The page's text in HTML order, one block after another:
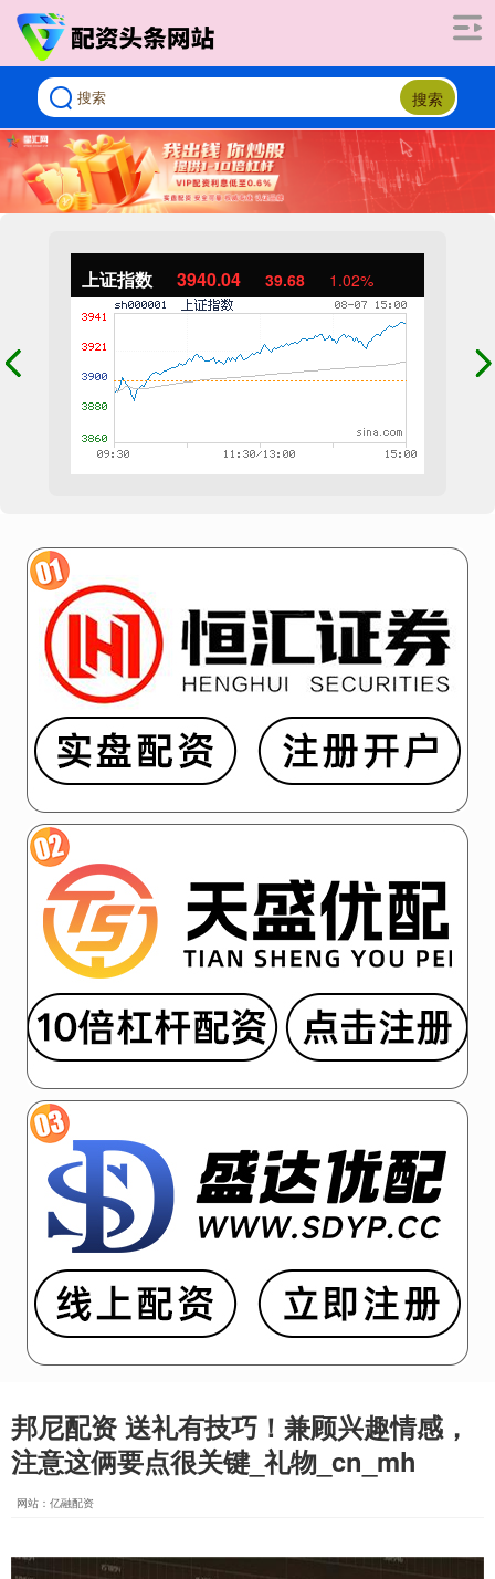
搜索
上证指数 3940.04 39.68 1.02%
邦尼配资 送礼有技巧！兼顾兴趣情感，
注意这俩要点很关键_礼物_cn_mh
网站：亿融配资